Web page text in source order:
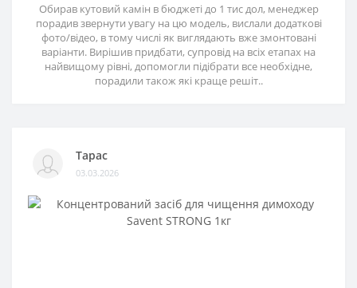
Обирав кутовий камін в бюджеті до 1 тис дол, менеджер
порадив звернути увагу на цю модель, вислали додаткові
фото/відео, в тому числі як виглядають вже змонтовані
варіанти. Вирішив придбати, супровід на всіх етапах на
найвищому рівні, допомогли підібрати все необхідне,
порадили також які краще решіт..
Тарас
03.03.2026